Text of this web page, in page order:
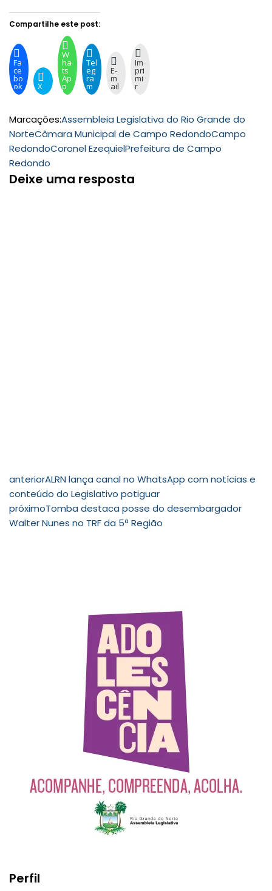
Compartilhe este post:
Fa
ce
bo
ok X
W
ha
ts
Ap
p
Tel
eg
ra
m
E-
m
ail
Im
pri
mi
r
Marcações:Assembleia Legislativa do Rio Grande do
NorteCâmara Municipal de Campo RedondoCampo
RedondoCoronel EzequielPrefeitura de Campo
Redondo
Deixe uma resposta
anteriorALRN lança canal no WhatsApp com notícias e
conteúdo do Legislativo potiguar
próximoTomba destaca posse do desembargador
Walter Nunes no TRF da 5ª Região
Perfil